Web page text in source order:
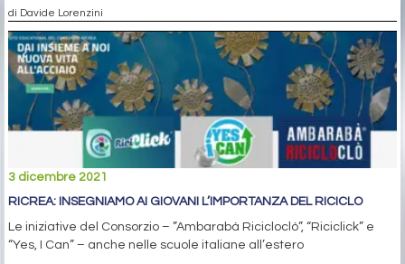
di Davide Lorenzini
3 dicembre 2021
RICREA: INSEGNIAMO AI GIOVANI L’IMPORTANZA DEL RICICLO
Le iniziative del Consorzio – ”Ambarabà Ricicloclò”, “Riciclick” e
“Yes, I Can” – anche nelle scuole italiane all’estero